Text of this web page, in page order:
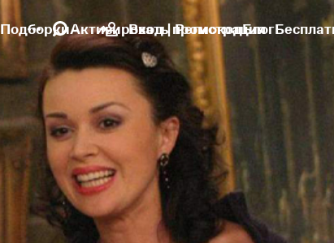
ПодборкиАктивировать промокодБлог
Вход | Регистрация